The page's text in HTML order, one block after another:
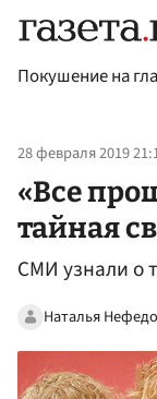
Покушение на
28 февраля 2019
«Все
тайная
СМИ узнали о
Наталья